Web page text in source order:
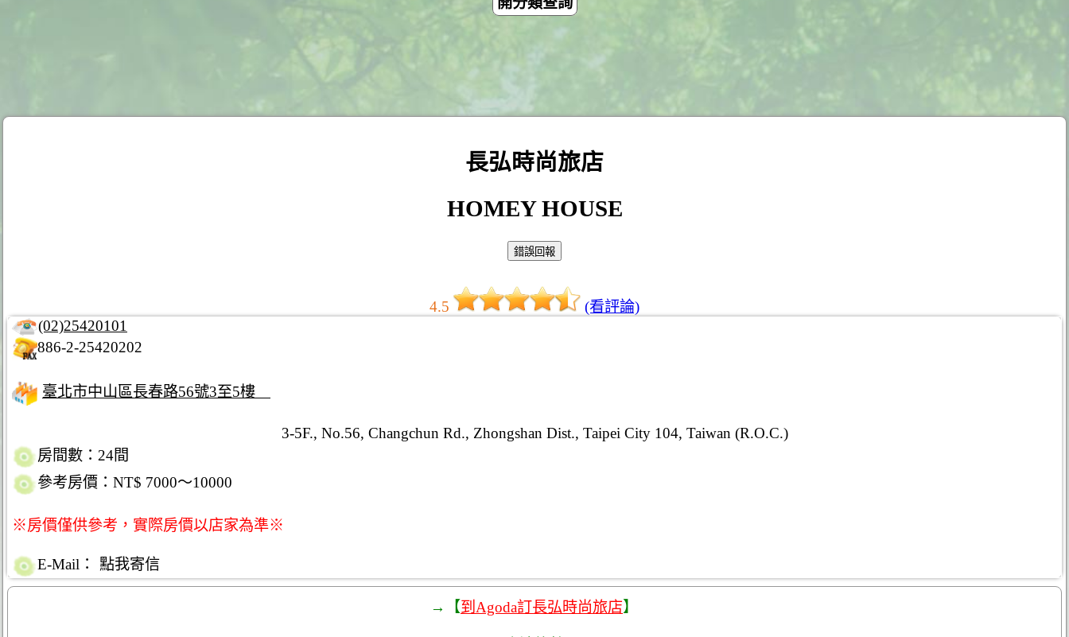
長弘時尚旅店
HOMEY HOUSE
4.5
(看評論)
(02)25420101
886-2-25420202
臺北市中山區長春路56號3至5樓
3-5F., No.56, Changchun Rd., Zhongshan Dist., Taipei City 104, Taiwan (R.O.C.)
房間數：24間
參考房價：NT$ 7000～10000
※房價僅供參考，實際房價以店家為準※
E-Mail： 點我寄信
→【到Agoda訂長弘時尚旅店】